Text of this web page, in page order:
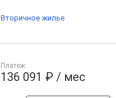
Платеж
136 091 ₽ / мес
Вторичное жилье